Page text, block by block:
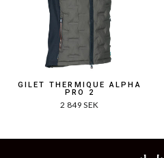
GILET THERMIQUE ALPHA
PRO 2
2 849 SEK